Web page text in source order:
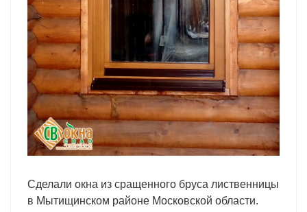
Сделали окна из сращенного бруса лиственницы
в Мытищинском районе Московской области.